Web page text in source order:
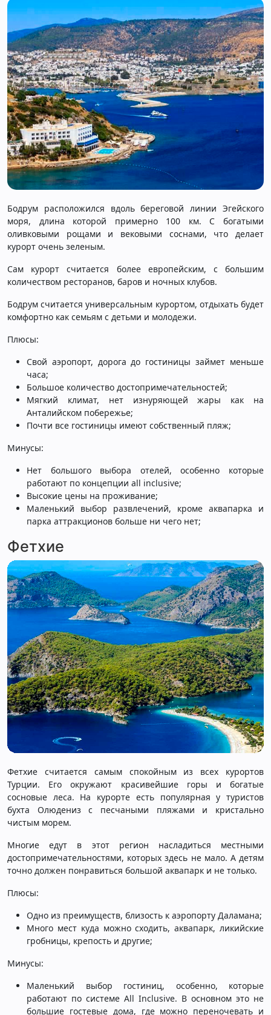
Бодрум расположился вдоль береговой линии Эгейского
моря, длина которой примерно 100 км. С богатыми
оливковыми рощами и вековыми соснами, что делает
курорт очень зеленым.
Сам курорт считается более европейским, с большим
количеством ресторанов, баров и ночных клубов.
Бодрум считается универсальным курортом, отдыхать будет
комфортно как семьям с детьми и молодежи.
Плюсы:
Свой аэропорт, дорога до гостиницы займет меньше
часа;
Большое количество достопримечательностей;
Мягкий климат, нет изнуряющей жары как на
Анталийском побережье;
Почти все гостиницы имеют собственный пляж;
Минусы:
Нет большого выбора отелей, особенно которые
работают по концепции all inclusive;
Высокие цены на проживание;
Маленький выбор развлечений, кроме аквапарка и
парка аттракционов больше ни чего нет;
Фетхие
Фетхие считается самым спокойным из всех курортов
Турции. Его окружают красивейшие горы и богатые
сосновые леса. На курорте есть популярная у туристов
бухта Олюдениз с песчаными пляжами и кристально
чистым морем.
Многие едут в этот регион насладиться местными
достопримечательностями, которых здесь не мало. А детям
точно должен понравиться большой аквапарк и не только.
Плюсы:
Одно из преимуществ, близость к аэропорту Даламана;
Много мест куда можно сходить, аквапарк, ликийские
гробницы, крепость и другие;
Минусы:
Маленький выбор гостиниц, особенно, которые
работают по системе All Inclusive. В основном это не
большие гостевые дома, где можно переночевать и